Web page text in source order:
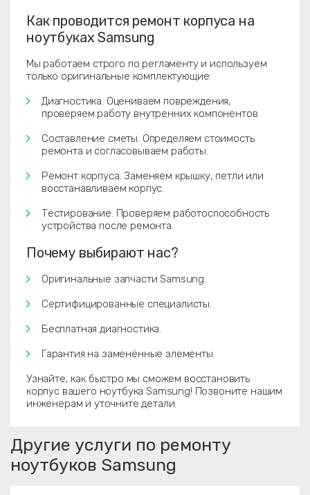
Как проводится ремонт корпуса на
ноутбуках Samsung
Мы работаем строго по регламенту и используем
только оригинальные комплектующие:
Диагностика. Оцениваем повреждения,
проверяем работу внутренних компонентов.
Составление сметы. Определяем стоимость
ремонта и согласовываем работы.
Ремонт корпуса. Заменяем крышку, петли или
восстанавливаем корпус.
Тестирование. Проверяем работоспособность
устройства после ремонта.
Почему выбирают нас?
Оригинальные запчасти Samsung.
Сертифицированные специалисты.
Бесплатная диагностика.
Гарантия на заменённые элементы.
Узнайте, как быстро мы сможем восстановить
корпус вашего ноутбука Samsung! Позвоните нашим
инженерам и уточните детали.
Другие услуги по ремонту
ноутбуков Samsung